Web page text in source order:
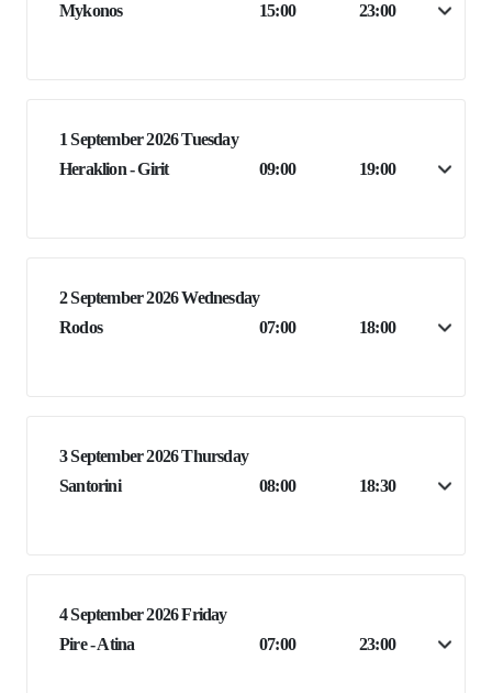
Mykonos
15:00 23:00
1 September 2026 Tuesday
Heraklion - Girit
09:00 19:00
2 September 2026 Wednesday
Rodos
07:00 18:00
3 September 2026 Thursday
Santorini
08:00 18:30
4 September 2026 Friday
Pire - Atina
07:00 23:00